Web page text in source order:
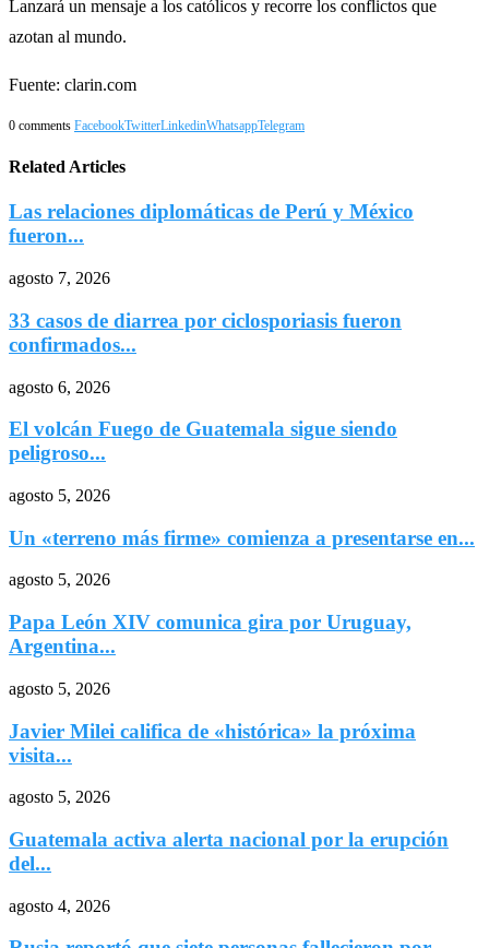
Lanzará un mensaje a los católicos y recorre los conflictos que
azotan al mundo.
Fuente: clarin.com
0 comments FacebookTwitterLinkedinWhatsappTelegram
Related Articles
Las relaciones diplomáticas de Perú y México
fueron...
agosto 7, 2026
33 casos de diarrea por ciclosporiasis fueron
confirmados...
agosto 6, 2026
El volcán Fuego de Guatemala sigue siendo
peligroso...
agosto 5, 2026
Un «terreno más firme» comienza a presentarse en...
agosto 5, 2026
Papa León XIV comunica gira por Uruguay,
Argentina...
agosto 5, 2026
Javier Milei califica de «histórica» la próxima
visita...
agosto 5, 2026
Guatemala activa alerta nacional por la erupción
del...
agosto 4, 2026